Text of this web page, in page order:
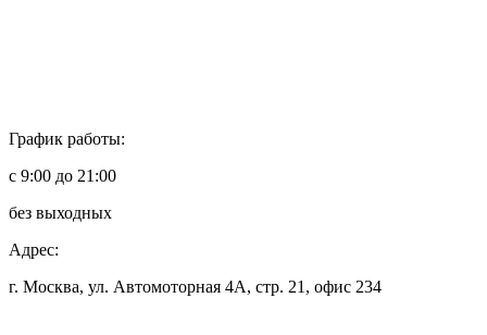
График работы:
с 9:00 до 21:00
без выходных
Адрес:
г. Москва, ул. Автомоторная 4А, стр. 21, офис 234